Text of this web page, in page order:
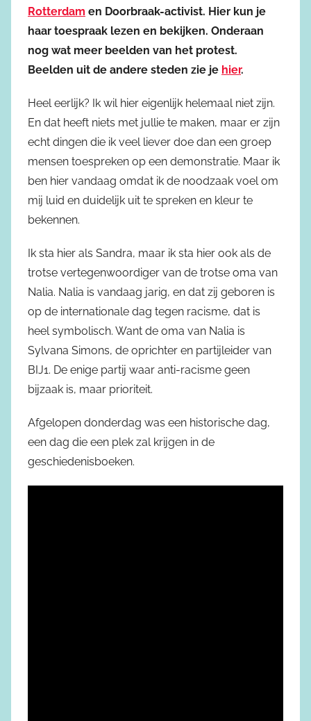
Rotterdam en Doorbraak-activist. Hier kun je
haar toespraak lezen en bekijken. Onderaan
nog wat meer beelden van het protest.
Beelden uit de andere steden zie je hier.
Heel eerlijk? Ik wil hier eigenlijk helemaal niet zijn.
En dat heeft niets met jullie te maken, maar er zijn
echt dingen die ik veel liever doe dan een groep
mensen toespreken op een demonstratie. Maar ik
ben hier vandaag omdat ik de noodzaak voel om
mij luid en duidelijk uit te spreken en kleur te
bekennen.
Ik sta hier als Sandra, maar ik sta hier ook als de
trotse vertegenwoordiger van de trotse oma van
Nalia. Nalia is vandaag jarig, en dat zij geboren is
op de internationale dag tegen racisme, dat is
heel symbolisch. Want de oma van Nalia is
Sylvana Simons, de oprichter en partijleider van
BIJ1. De enige partij waar anti-racisme geen
bijzaak is, maar prioriteit.
Afgelopen donderdag was een historische dag,
een dag die een plek zal krijgen in de
geschiedenisboeken.